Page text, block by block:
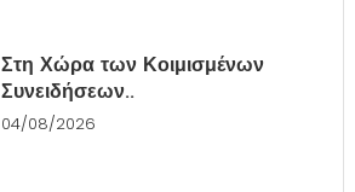
Στη Χώρα των Κοιμισμένων
Συνειδήσεων..
04/08/2026